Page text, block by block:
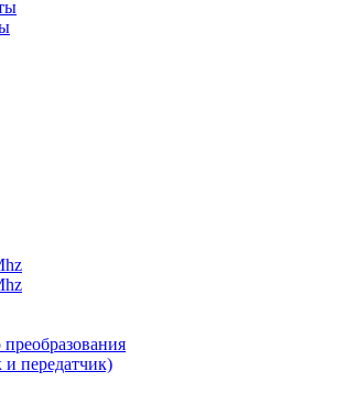
передатчик)